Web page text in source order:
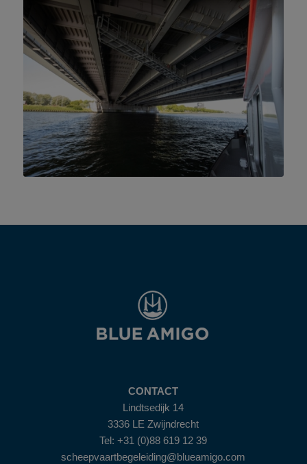
CONTACT
Lindtsedijk 14
3336 LE Zwijndrecht
Tel: +31 (0)88 619 12 39
scheepvaartbegeleiding@blueamigo.com